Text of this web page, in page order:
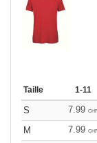
Taille 1-11
S 7.99 CHF
M
7.99 CHF